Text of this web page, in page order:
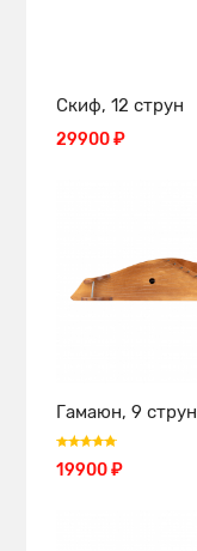
Скиф, 12 струн
29900 ₽
Гамаюн, 9 струн
19900 ₽